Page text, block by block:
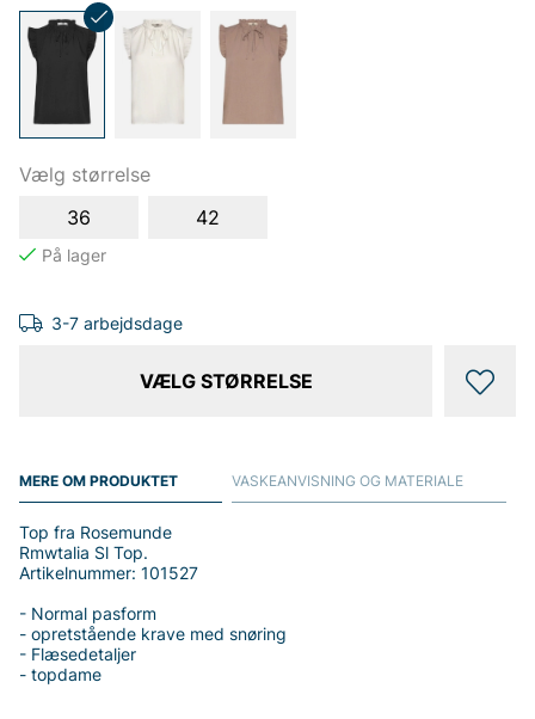
Vælg størrelse
36
42
3-7 arbejdsdage
VÆLG STØRRELSE
MERE OM PRODUKTET
Top fra Rosemunde
Rmwtalia Sl Top.
Artikelnummer: 101527
- Normal pasform
- opretstående krave med snøring
- Flæsedetaljer
- topdame
VASKEANVISNING OG MATERIALE